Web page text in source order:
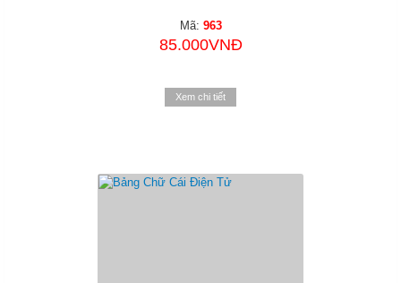
Mã: 963
85.000VNĐ
Xem chi tiết